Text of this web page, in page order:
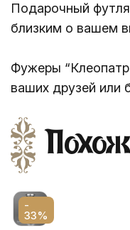
Подарочный
близким о вашем
Фужеры
ваших друзей или
-
33%